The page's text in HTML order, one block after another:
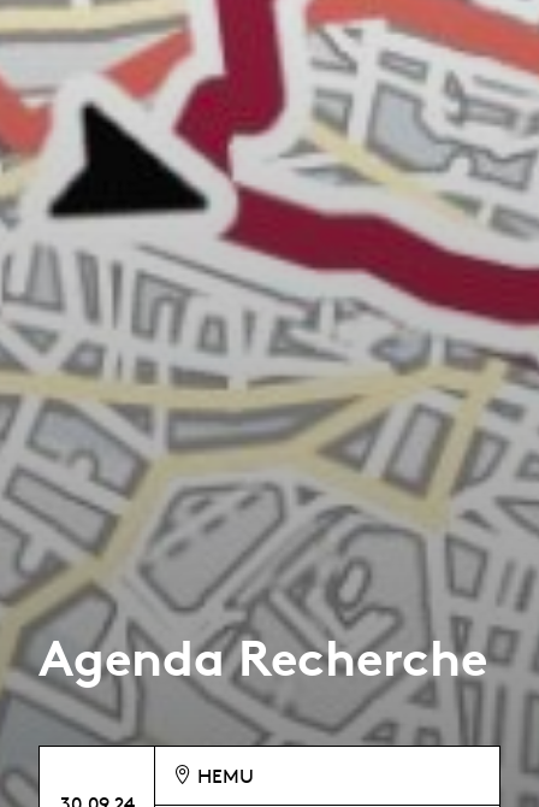
Agenda Recherche
HEMU